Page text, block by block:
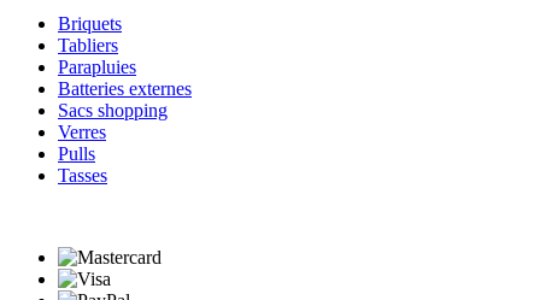
Briquets
Tabliers
Parapluies
Batteries externes
Sacs shopping
Verres
Pulls
Tasses